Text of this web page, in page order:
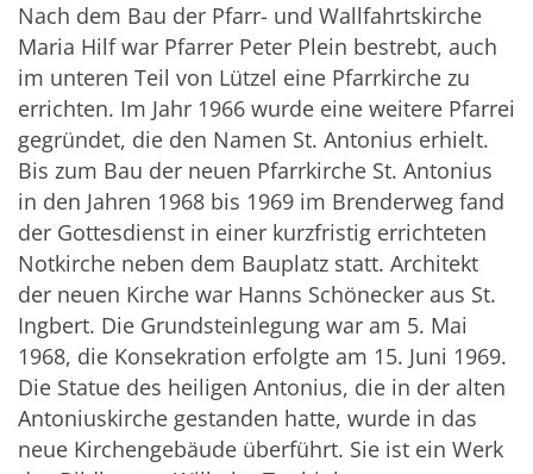
Nach dem Bau der Pfarr- und Wallfahrtskirche
Maria Hilf war Pfarrer Peter Plein bestrebt, auch
im unteren Teil von Lützel eine Pfarrkirche zu
errichten. Im Jahr 1966 wurde eine weitere Pfarrei
gegründet, die den Namen St. Antonius erhielt.
Bis zum Bau der neuen Pfarrkirche St. Antonius
in den Jahren 1968 bis 1969 im Brenderweg fand
der Gottesdienst in einer kurzfristig errichteten
Notkirche neben dem Bauplatz statt. Architekt
der neuen Kirche war Hanns Schönecker aus St.
Ingbert. Die Grundsteinlegung war am 5. Mai
1968, die Konsekration erfolgte am 15. Juni 1969.
Die Statue des heiligen Antonius, die in der alten
Antoniuskirche gestanden hatte, wurde in das
neue Kirchengebäude überführt. Sie ist ein Werk